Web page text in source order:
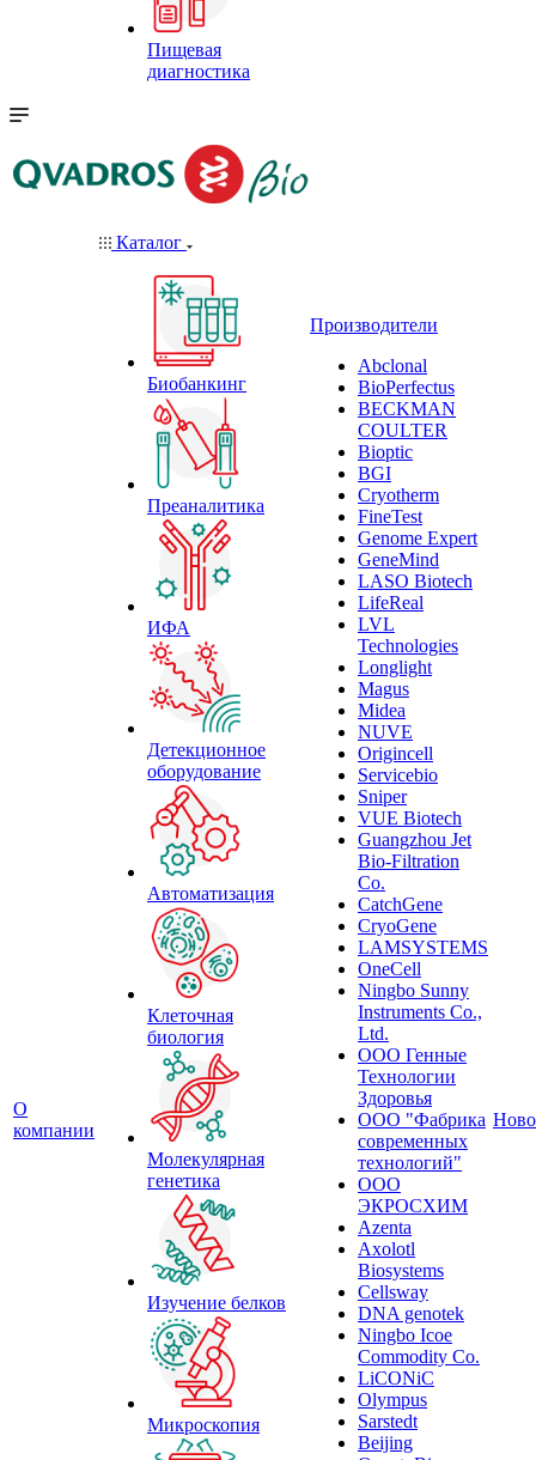
Пищевая
диагностика
О
компании
Каталог
Биобанкинг
Преаналитика
ИФА
Детекционное
оборудование
Автоматизация
Клеточная
биология
Молекулярная
генетика
Изучение белков
Микроскопия
Производители
Abclonal
BioPerfectus
BECKMAN
COULTER
Bioptic
BGI
Cryotherm
FineTest
Genome Expert
GeneMind
LASO Biotech
LifeReal
LVL
Technologies
Longlight
Magus
Midea
NUVE
Origincell
Servicebio
Sniper
VUE Biotech
Guangzhou Jet
Bio-Filtration
Co.
CatchGene
CryoGene
LAMSYSTEMS
OneCell
Ningbo Sunny
Instruments Co.,
Ltd.
ООО Генные
Технологии
Здоровья
ООО "Фабрика
современных
технологий"
ООО
ЭКРОСХИМ
Azenta
Axolotl
Biosystems
Cellsway
DNA genotek
Ningbo Icoe
Commodity Co.
LiCONiC
Olympus
Sarstedt
Beijing